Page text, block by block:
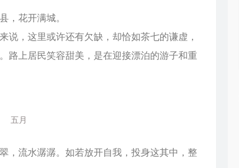
，花开满城。
说，这里或许还有欠缺，却恰如茶七的谦虚，
路上居民笑容甜美，是在迎接漂泊的游子和重
五月
，流水潺潺。如若放开自我，投身这其中，整